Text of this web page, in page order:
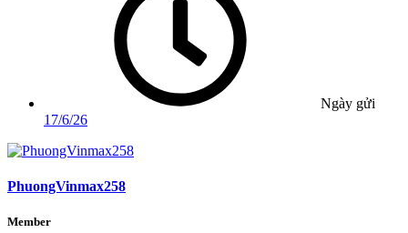
Ngày gửi
17/6/26
PhuongVinmax258
Member